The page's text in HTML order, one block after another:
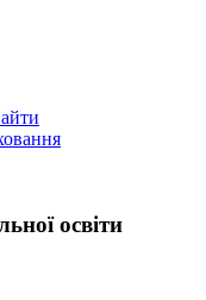
освіти